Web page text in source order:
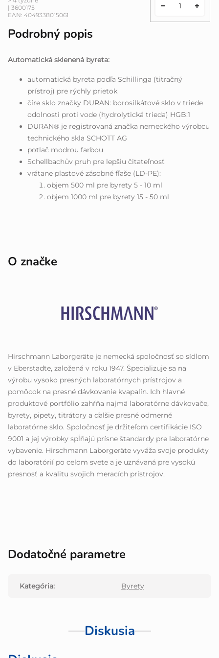
| 3600175
EAN: 4049338015061
Podrobný popis
Automatická sklenená byreta:
automatická byreta podľa Schillinga (titračný
prístroj) pre rýchly prietok
číre sklo značky DURAN: borosilkátové sklo v triede
odolnosti proti vode (hydrolytická trieda) HGB:1
DURAN® je registrovaná značka nemeckého výrobcu
technického skla SCHOTT AG
potlač modrou farbou
Schellbachův pruh pre lepšiu čitateľnosť
vrátane plastové zásobné fľaše (LD-PE):
objem 500 ml pre byrety 5 - 10 ml
objem 1000 ml pre byrety 15 - 50 ml
O značke
Hirschmann Laborgeräte je nemecká spoločnosť so sídlom
v Eberstadte, založená v roku 1947. Špecializuje sa na
výrobu vysoko presných laboratórnych prístrojov a
pomôcok na presné dávkovanie kvapalín. Ich hlavné
produktové portfólio zahŕňa najmä laboratórne dávkovače,
byrety, pipety, titrátory a ďalšie presné odmerné
laboratórne sklo. Spoločnosť je držiteľom certifikácie ISO
9001 a jej výrobky spĺňajú prísne štandardy pre laboratórne
vybavenie. Hirschmann Laborgeräte vyváža svoje produkty
do laboratórií po celom svete a je uznávaná pre vysokú
presnosť a kvalitu svojich meracích prístrojov.
Dodatočné parametre
Kategória: Byrety
Diskusia